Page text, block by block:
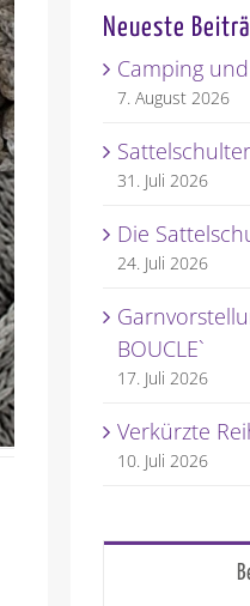
Neueste
Camping
7. August 2026
31. Juli 2026
Die
24. Juli 2026
BOUCLE`
17. Juli 2026
Verkürzte
10. Juli 2026